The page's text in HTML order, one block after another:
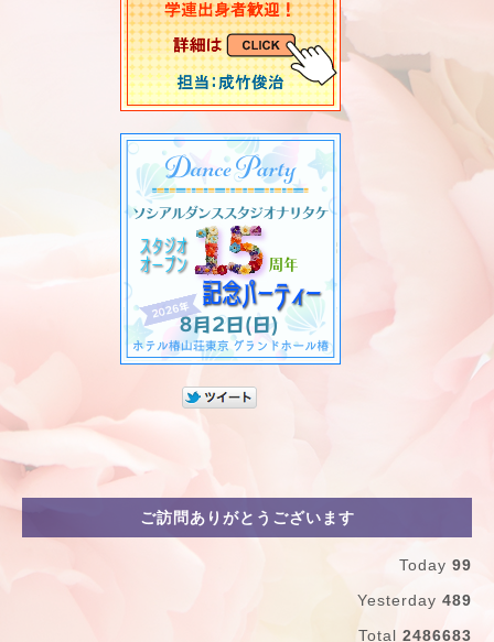
ご訪問ありがとうございます
Today 99
Yesterday 489
Total 2486683